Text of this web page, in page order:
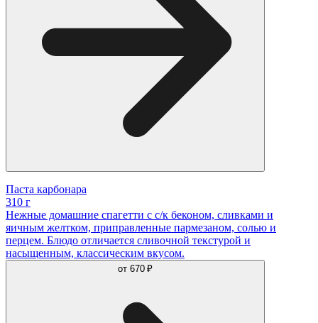
Паста карбонара
310 г
Нежные домашние спагетти с с/к беконом, сливками и
яичным желтком, приправленные пармезаном, солью и
перцем. Блюдо отличается сливочной текстурой и
насыщенным, классическим вкусом.
от 670 ₽